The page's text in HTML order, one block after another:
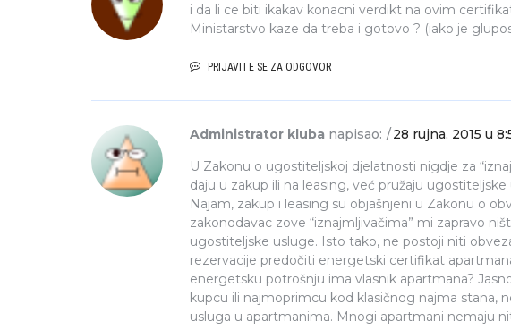
i da li ce biti ikakav konacni verdikt na ovim
Ministarstvo kaze da treba i gotovo ? (iako je
PRIJAVITE SE ZA ODGOVOR
Administrator kluba napisao:
28 rujna, 2015 u
U Zakonu o ugostiteljskoj djelatnosti nigdje za
daju u zakup ili na leasing, već pružaju
Najam, zakup i leasing su objašnjeni u Zakonu o
zakonodavac zove “iznajmljivačima” mi zapravo
ugostiteljske usluge. Isto tako, ne postoji niti
rezervacije predočiti energetski certifikat
energetsku potrošnju ima vlasnik apartmana?
kupcu ili najmoprimcu kod klasičnog najma stana,
usluga u apartmanima. Mnogi apartmani nemaju